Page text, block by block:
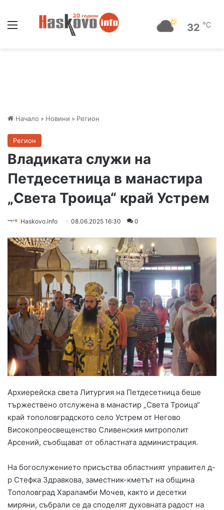
32 ℃
Начало » Новини » Регион
Регион
Владиката служи на
Петдесетница в манастира
„Света Троица“ край Устрем
Haskovo.info 08.06.2025 16:30 0
Архиерейска света Литургия на Петдесетница беше
тържествено отслужена в манастир „Света Троица“
край тополовградското село Устрем от Негово
Високопреосвещенство Сливенския митрополит
Арсений, съобщават от областната администрация.
На богослужението присъства областният управител д-
р Стефка Здравкова, заместник-кметът на община
Тополовград Хараламби Мочев, както и десетки
миряни, събрали се да споделят духовната радост на